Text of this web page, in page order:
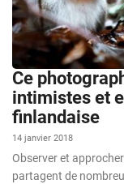
Ce
intimistes et
finlandaise
14 janvier 2018
Observer et
partagent de